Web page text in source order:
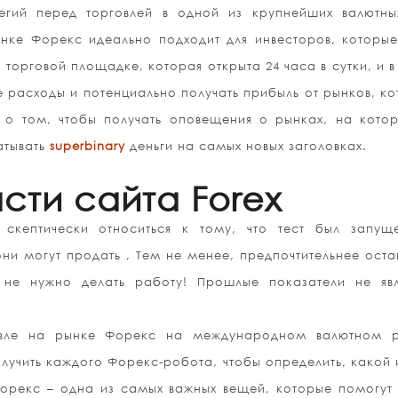
перед торговлей в одной из крупнейших
Форекс идеально подходит для инвесторов, которые
торговой площадке, которая открыта 24 часа в сутки, и
расходы и потенциально получать прибыль от рынков,
том, чтобы получать оповещения о рынках, на
superbinary деньги на самых новых заголовках.
сайта Forex
относиться к тому, что тест был
могут продать , Тем не менее, предпочтительнее
нужно делать работу! Прошлые показатели не
на рынке Форекс на международном валютном
каждого Форекс-робота, чтобы определить, какой
– одна из самых важных вещей, которые помогут